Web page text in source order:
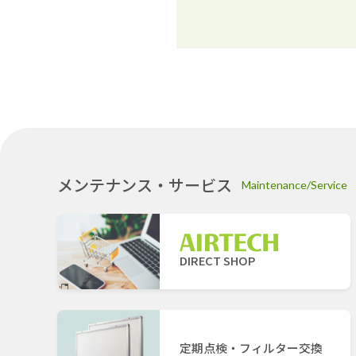
メンテナンス・サービス Maintenance/Service
DIRECT SHOP
定期点検・フィルター交換